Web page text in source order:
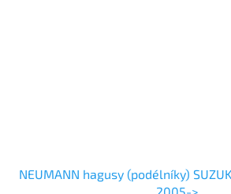
NEUMANN hagusy (podélníky)